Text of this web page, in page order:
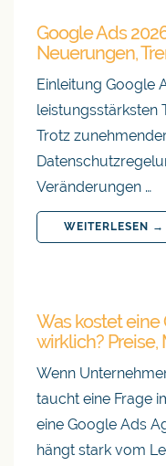
Google Ads
Neuerungen,
Einleitung Google
leistungsstärksten
Trotz
Veränderungen …
WEITERLESEN →
Was kostet eine
wirklich? Preise,
Wenn
taucht eine Frage
eine Google Ads
hängt stark vom